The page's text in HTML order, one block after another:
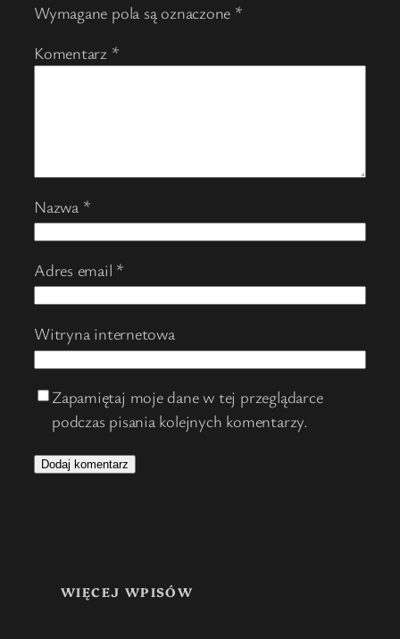
Wymagane pola są oznaczone *
Komentarz *
Nazwa *
Adres email *
Witryna internetowa
Zapamiętaj moje dane w tej przeglądarce
podczas pisania kolejnych komentarzy.
WIĘCEJ WPISÓW